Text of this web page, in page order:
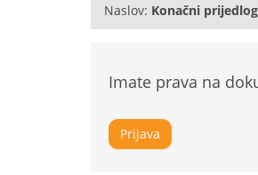
Naslov: Konačni
Imate prava na
Prijava